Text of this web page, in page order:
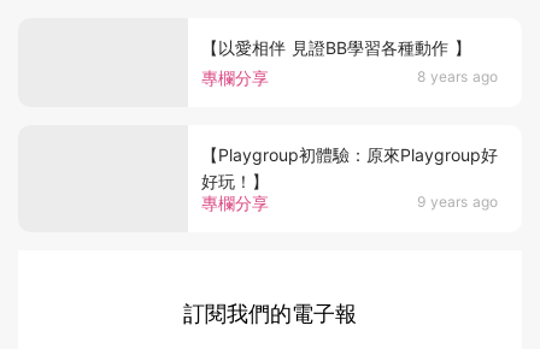
專欄分享 8 years ago
【以愛相伴 見證BB學習各種動作 】
專欄分享 9 years ago
【Playgroup初體驗：原來Playgroup好
好玩！】
訂閱我們的電子報